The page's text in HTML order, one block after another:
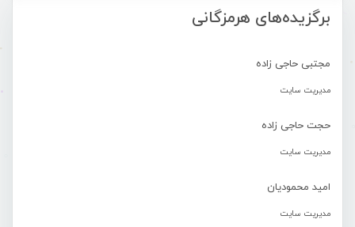
برگزیده‌های هرمزگانی
مجتبی حاجی زاده
مدیریت سایت
حجت حاجی زاده
مدیریت سایت
امید محمودیان
مدیریت سایت